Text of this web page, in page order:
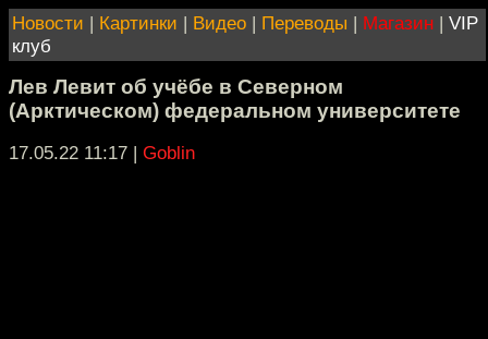
Новости | Картинки | Видео | Переводы | Магазин | VIP
клуб
Лев Левит об учёбе в Северном
(Арктическом) федеральном университете
17.05.22 11:17 | Goblin